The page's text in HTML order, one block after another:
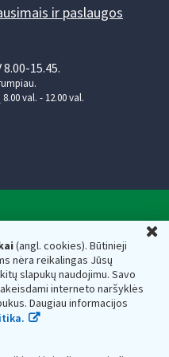
(angl. cookies). Būtinieji
nėra reikalingas Jūsų
slapukų naudojimu. Savo
interneto naršyklės
Daugiau informacijos
ir paslaugos
15.45.
val. - 12.00 val.
— 188659752,
Vilnius, Lietuva, el.paštas:
188659752
prie Lietuvos
ir saugomi Juridinių